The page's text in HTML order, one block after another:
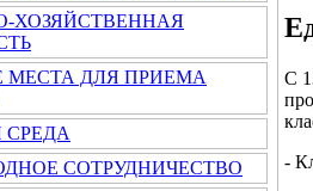
ХОЗЯЙСТВЕННАЯ
МЕСТА ДЛЯ ПРИЕМА
СОТРУДНИЧЕСТВО
С
-